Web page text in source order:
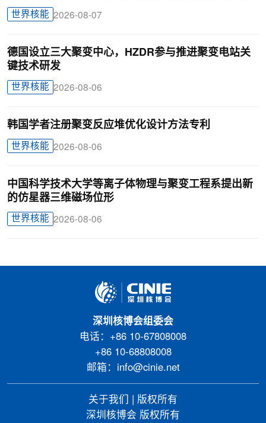
世界核能 2026-08-07
德国设立三大聚变中心，HZDR参与推进聚变电站关
键技术研发
世界核能 2026-08-06
韩国学者注册聚变反应堆优化设计方法专利
世界核能 2026-08-06
中国科学技术大学等离子体物理与聚变工程系提出新
的仿星器三维磁场位形
世界核能 2026-08-06
深圳核博会组委会
电话：+86 10-67808008
+86 10-68808008
邮箱：info@cinie.net
关于我们
版权所有
深圳核博会 版权所有